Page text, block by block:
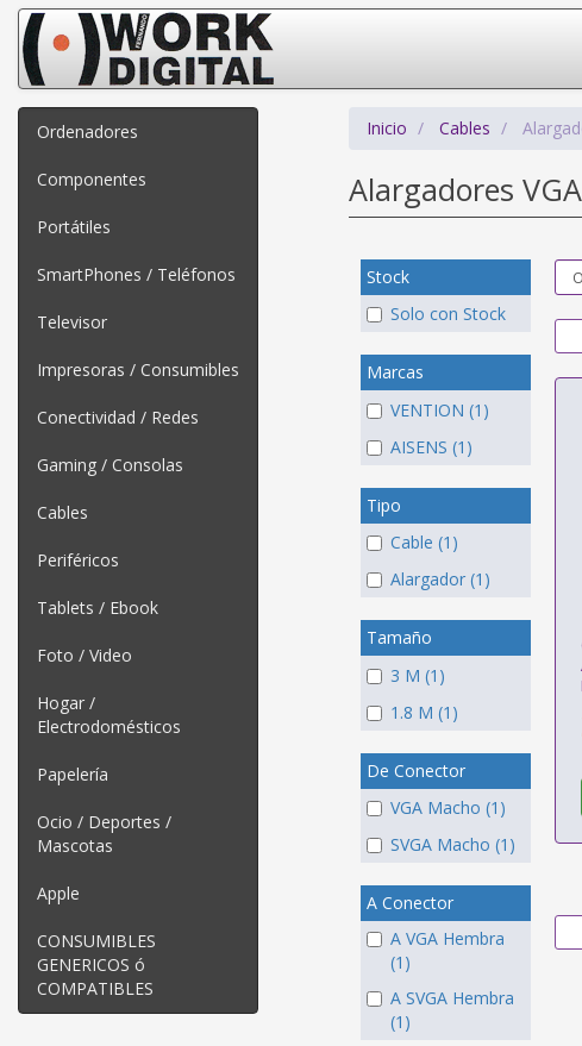
Ordenadores
Componentes
Portátiles
SmartPhones / Teléfonos
Televisor
Impresoras / Consumibles
Conectividad / Redes
Gaming / Consolas
Cables
Periféricos
Tablets / Ebook
Foto / Video
Hogar /
Electrodomésticos
Papelería
Ocio / Deportes /
Mascotas
Apple
CONSUMIBLES
GENERICOS ó
COMPATIBLES
Inicio Cables
Alargadores
Stock
Solo con Stock
Marcas
VENTION (1)
AISENS (1)
Tipo
Cable (1)
Alargador (1)
Tamaño
3 M (1)
1.8 M (1)
De Conector
VGA Macho (1)
SVGA Macho (1)
A Conector
A VGA Hembra
(1)
A SVGA Hembra
(1)